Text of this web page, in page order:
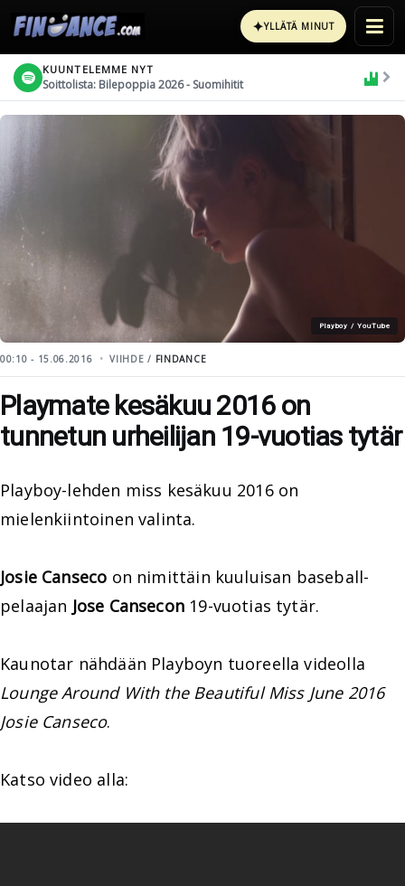
✦YLLÄTÄ MINUT
KUUNTELEMME NYT
Soittolista: Bilepoppia 2026 - Suomihitit
Playboy / YouTube
00:10 - 15.06.2016 VIIHDE / FINDANCE
Playmate kesäkuu 2016 on
tunnetun urheilijan 19-vuotias tytär
Playboy-lehden miss kesäkuu 2016 on
mielenkiintoinen valinta.
Josie Canseco on nimittäin kuuluisan baseball-
pelaajan Jose Cansecon19-vuotias tytär.
Kaunotar nähdään Playboyn tuoreella videolla
Lounge Around With the Beautiful Miss June 2016
Josie Canseco.
Katso video alla: